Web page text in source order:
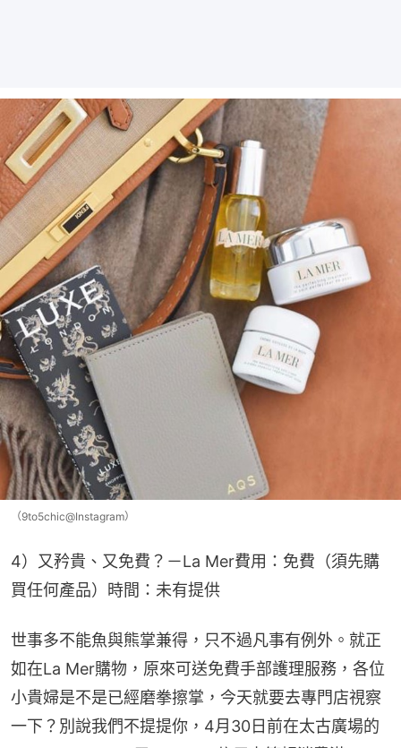
（9to5chic@Instagram）
4）又矜貴、又免費？－La Mer費用：免費（須先購
買任何產品）時間：未有提供
世事多不能魚與熊掌兼得，只不過凡事有例外。就正
如在La Mer購物，原來可送免費手部護理服務，各位
小貴婦是不是已經磨拳擦掌，今天就要去專門店視察
一下？別說我們不提提你，4月30日前在太古廣場的